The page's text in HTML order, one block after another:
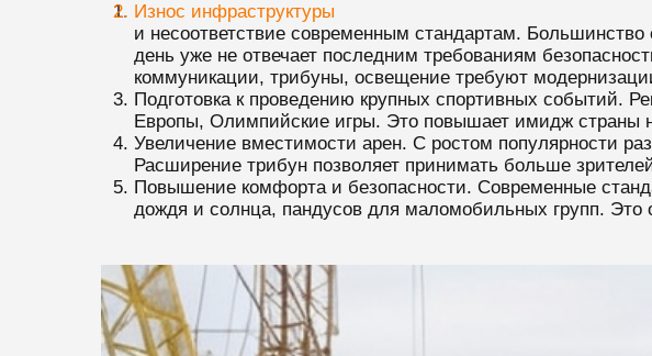
Износ инфраструктуры
и несоответствие современным стандартам.
день уже не отвечает последним требованиям
коммуникации, трибуны, освещение требуют
Подготовка к проведению крупных спортивных событий.
Европы, Олимпийские игры. Это повышает имидж страны
Увеличение вместимости арен. С ростом популярности
Расширение трибун позволяет принимать больше
Повышение комфорта и безопасности. Современные
дождя и солнца, пандусов для маломобильных групп. Это